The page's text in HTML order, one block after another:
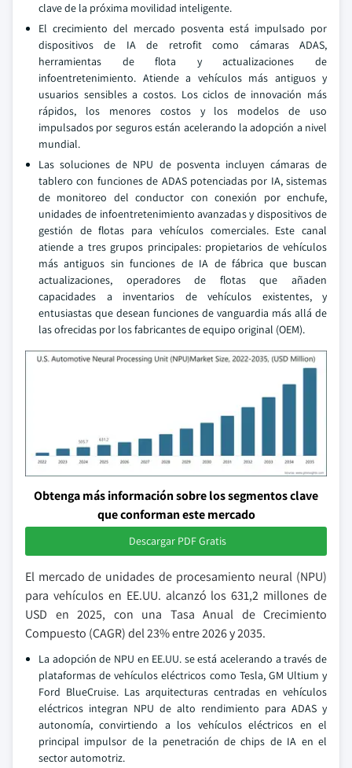
clave de la próxima movilidad inteligente.
El crecimiento del mercado posventa está impulsado por
dispositivos de IA de retrofit como cámaras ADAS,
herramientas de flota y actualizaciones de
infoentretenimiento. Atiende a vehículos más antiguos y
usuarios sensibles a costos. Los ciclos de innovación más
rápidos, los menores costos y los modelos de uso
impulsados por seguros están acelerando la adopción a nivel
mundial.
Las soluciones de NPU de posventa incluyen cámaras de
tablero con funciones de ADAS potenciadas por IA, sistemas
de monitoreo del conductor con conexión por enchufe,
unidades de infoentretenimiento avanzadas y dispositivos de
gestión de flotas para vehículos comerciales. Este canal
atiende a tres grupos principales: propietarios de vehículos
más antiguos sin funciones de IA de fábrica que buscan
actualizaciones, operadores de flotas que añaden
capacidades a inventarios de vehículos existentes, y
entusiastas que desean funciones de vanguardia más allá de
las ofrecidas por los fabricantes de equipo original (OEM).
Obtenga más información sobre los segmentos clave
que conforman este mercado
Descargar PDF Gratis
El mercado de unidades de procesamiento neural (NPU)
para vehículos en EE.UU. alcanzó los 631,2 millones de
USD en 2025, con una Tasa Anual de Crecimiento
Compuesto (CAGR) del 23% entre 2026 y 2035.
La adopción de NPU en EE.UU. se está acelerando a través de
plataformas de vehículos eléctricos como Tesla, GM Ultium y
Ford BlueCruise. Las arquitecturas centradas en vehículos
eléctricos integran NPU de alto rendimiento para ADAS y
autonomía, convirtiendo a los vehículos eléctricos en el
principal impulsor de la penetración de chips de IA en el
sector automotriz.